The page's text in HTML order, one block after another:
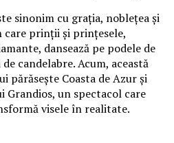
sinonim cu grația, noblețea și
prinții și prințesele,
dansează pe podele de
candelabre. Acum, această
părăsește Coasta de Azur și
Grandios, un spectacol care
visele în realitate.